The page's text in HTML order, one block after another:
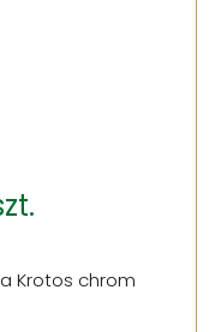
Krotos chrom